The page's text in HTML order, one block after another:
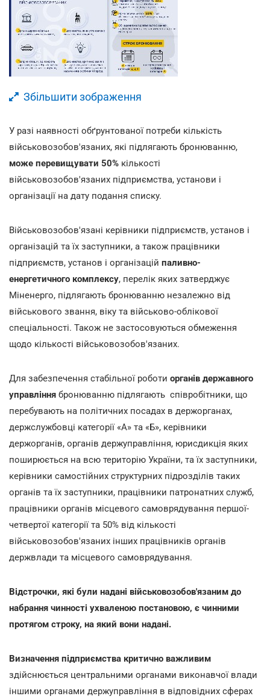
Збільшити зображення
У разі наявності обґрунтованої потреби кількість
військовозобов'язаних, які підлягають бронюванню,
може перевищувати 50% кількості
військовозобов'язаних підприємства, установи і
організації на дату подання списку.
Військовозобов'язані керівники підприємств, установ і
організацій та їх заступники, а також працівники
підприємств, установ і організацій паливно-
енергетичного комплексу, перелік яких затверджує
Міненерго, підлягають бронюванню незалежно від
військового звання, віку та військово-облікової
спеціальності. Також не застосовуються обмеження
щодо кількості військовозобов'язаних.
Для забезпечення стабільної роботи органів державного
управління бронюванню підлягають співробітники, що
перебувають на політичних посадах в держорганах,
держслужбовці категорії «А» та «Б», керівники
держорганів, органів держуправління, юрисдикція яких
поширюється на всю територію України, та їх заступники,
керівники самостійних структурних підрозділів таких
органів та їх заступники, працівники патронатних служб,
працівники органів місцевого самоврядування першої-
четвертої категорії та 50% від кількості
військовозобов'язаних інших працівників органів
держвлади та місцевого самоврядування.
Відстрочки, які були надані військовозобов'язаним до
набрання чинності ухваленою постановою, є чинними
протягом строку, на який вони надані.
Визначення підприємства критично важливим
здійснюється центральними органами виконавчої влади
іншими органами держуправління в відповідних сферах